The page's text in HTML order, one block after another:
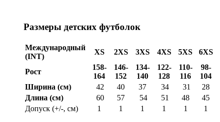
Размеры детских футболок
Международный
(INT)
XS 2XS 3XS 4XS 5XS 6XS
Рост
158-
164
146-
152
134-
140
122-
128
110-
116
98-
104
Ширина (см)
42 40 37 34 31
28
Длина (см)
60 57 54 51 48
45
Допуск (+/-, см)
1 1 1 1 1 1